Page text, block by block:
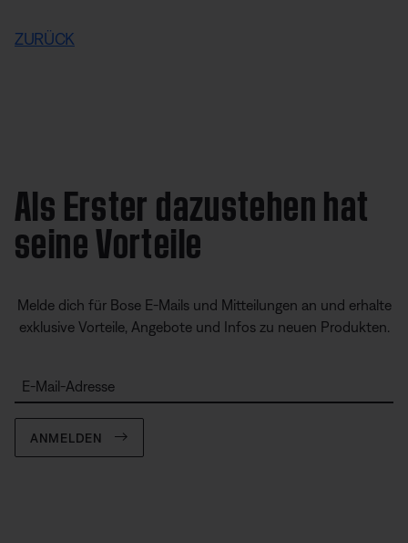
ZURÜCK
Als Erster dazustehen hat
seine Vorteile
Melde dich für Bose E-Mails und Mitteilungen an und erhalte
exklusive Vorteile, Angebote und Infos zu neuen Produkten.
E-Mail-Adresse
ANMELDEN